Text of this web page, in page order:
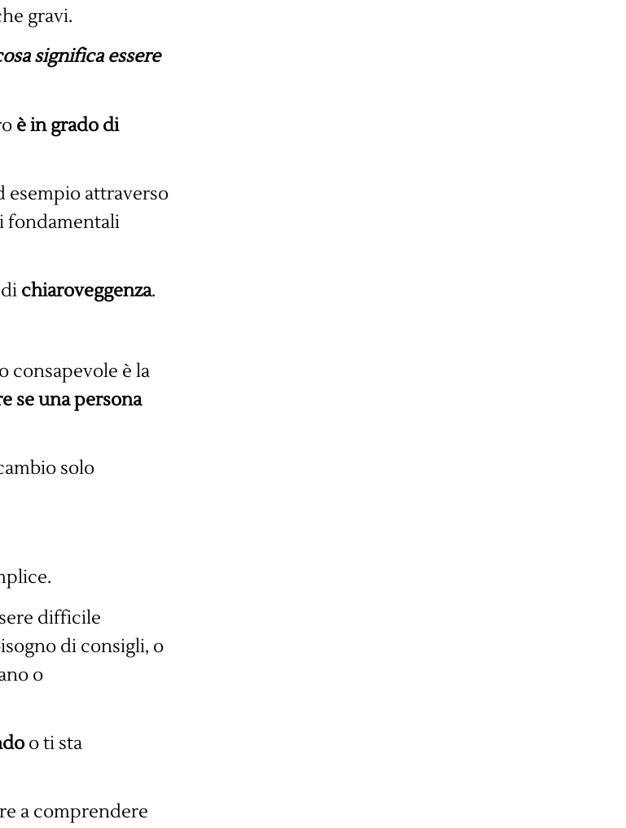
gravi.
significa essere
è in grado di
esempio attraverso
fondamentali
chiaroveggenza.
consapevole è la
se una persona
solo
difficile
di consigli, o
o
o ti sta
a comprendere